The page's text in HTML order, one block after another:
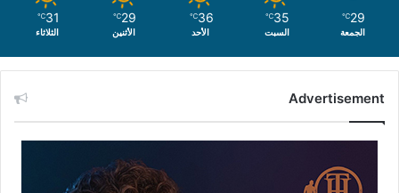
29
℃
الجمعة
35
℃
السبت
36
℃
الأحد
29
℃
الأثنين
31
℃
الثلاثاء
Advertisement